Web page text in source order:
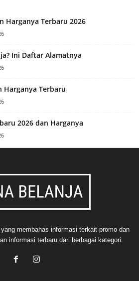
Harganya Terbaru 2026
Ini Daftar Alamatnya
Harganya Terbaru
2026 dan Harganya
membahas informasi terkait promo dan
informasi terbaru dari berbagai kategori.